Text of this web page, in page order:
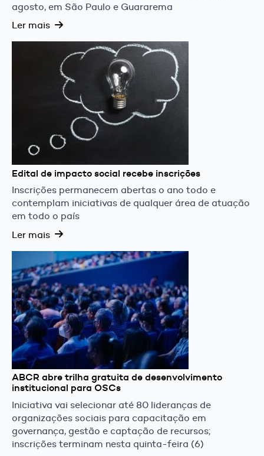
agosto, em São Paulo e Guararema
Ler mais
Edital de impacto social recebe inscrições
Inscrições permanecem abertas o ano todo e
contemplam iniciativas de qualquer área de atuação
em todo o país
Ler mais
ABCR abre trilha gratuita de desenvolvimento
institucional para OSCs
Iniciativa vai selecionar até 80 lideranças de
organizações sociais para capacitação em
governança, gestão e captação de recursos;
inscrições terminam nesta quinta-feira (6)